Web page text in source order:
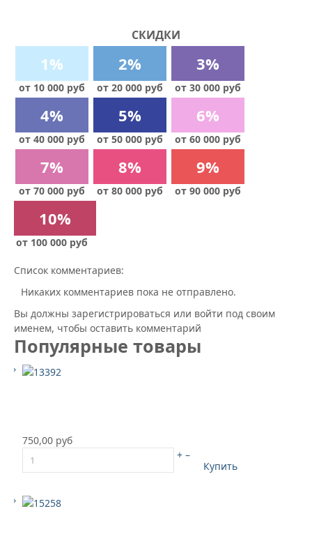
СКИДКИ
1%
от 10 000 руб
2%
от 20 000 руб
3%
от 30 000 руб
4%
от 40 000 руб
5%
от 50 000 руб
6%
от 60 000 руб
7%
от 70 000 руб
8%
от 80 000 руб
9%
от 90 000 руб
10%
от 100 000 руб
Список комментариев:
Никаких комментариев пока не отправлено.
Вы должны зарегистрироваться или войти под своим
именем, чтобы оставить комментарий
Популярные товары
750,00 руб
+ –
Купить